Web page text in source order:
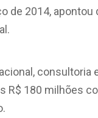
de 2014,
R$ 180 milhões